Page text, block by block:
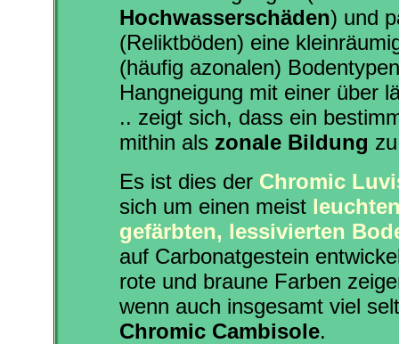
Hochwasserschäden) und
(Reliktböden) eine
(häufig azonalen)
Hangneigung mit einer über
.. zeigt sich, dass ein
mithin als zonale Bildung
Es ist dies der Chromic
sich um einen meist
gefärbten, lessivierten
auf Carbonatgestein
rote und braune Farben
wenn auch insgesamt viel
Chromic Cambisole.